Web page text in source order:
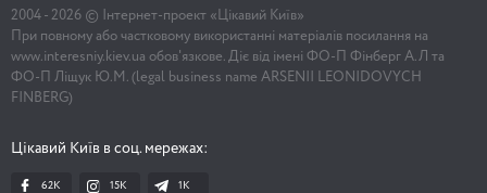
2004 - 2026 © Інтернет-проект «Цікавий Київ»
При повному або частковому використанні матеріалів посилання на
www.interesniy.kiev.ua обов'язкове. Діє від імені ФО-П Фінберг А.Л та
ФО-П Ліщук Ю.М. (legal business name ARSENII LEONIDOVYCH
FINBERG)
Цікавий Київ в соц. мережах:
62K 15K 1К